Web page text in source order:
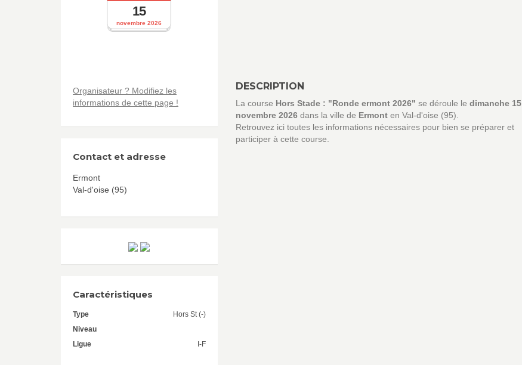
novembre 2026
15
Organisateur ? Modifiez les
informations de cette page !
Contact et adresse
Ermont
Val-d'oise (95)
Caractéristiques
Type
Hors St (-)
Niveau
Ligue
I-F
DESCRIPTION
La course Hors Stade : "Ronde ermont 2026" se déroule le dimanche 15
novembre 2026dans la ville de Ermonten Val-d'oise (95).
Retrouvez ici toutes les informations nécessaires pour bien se préparer et
participer à cette course.